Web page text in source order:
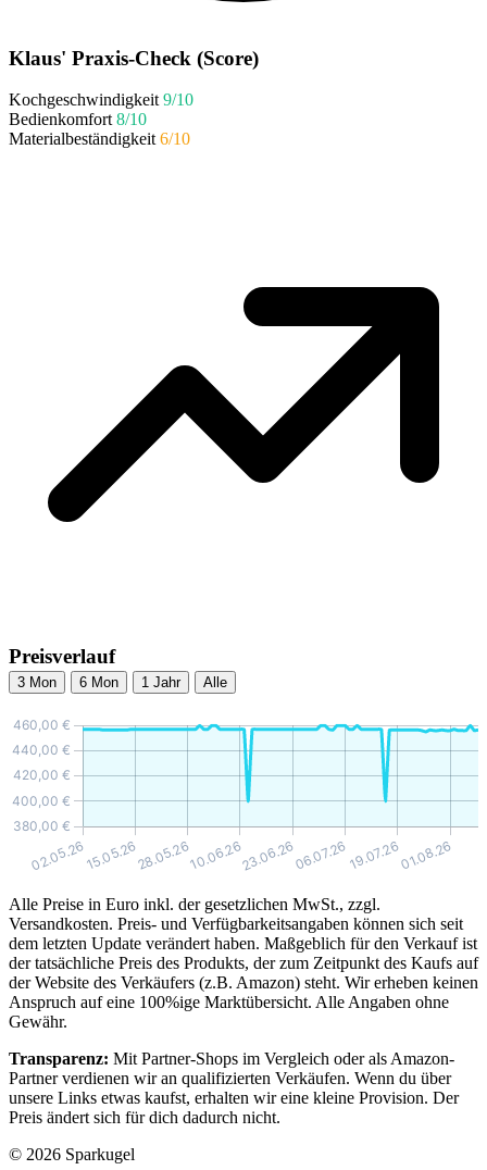
Klaus' Praxis-Check (Score)
Kochgeschwindigkeit 9/10
Bedienkomfort 8/10
Materialbeständigkeit 6/10
Preisverlauf
3 Mon 6 Mon 1 Jahr Alle
Alle Preise in Euro inkl. der gesetzlichen MwSt., zzgl.
Versandkosten. Preis- und Verfügbarkeitsangaben können sich seit
dem letzten Update verändert haben. Maßgeblich für den Verkauf ist
der tatsächliche Preis des Produkts, der zum Zeitpunkt des Kaufs auf
der Website des Verkäufers (z.B. Amazon) steht. Wir erheben keinen
Anspruch auf eine 100%ige Marktübersicht. Alle Angaben ohne
Gewähr.
Transparenz: Mit Partner-Shops im Vergleich oder als Amazon-
Partner verdienen wir an qualifizierten Verkäufen. Wenn du über
unsere Links etwas kaufst, erhalten wir eine kleine Provision. Der
Preis ändert sich für dich dadurch nicht.
© 2026 Sparkugel